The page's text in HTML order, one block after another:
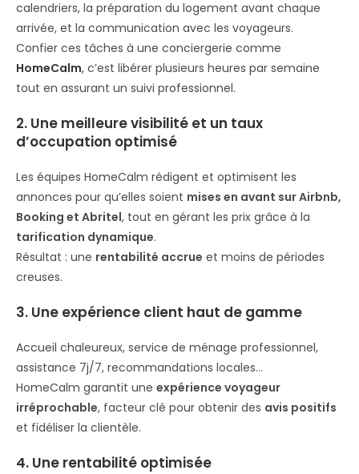
calendriers, la préparation du logement avant chaque
arrivée, et la communication avec les voyageurs.
Confier ces tâches à une conciergerie comme
HomeCalm, c’est libérer plusieurs heures par semaine
tout en assurant un suivi professionnel.
2. Une meilleure visibilité et un taux
d’occupation optimisé
Les équipes HomeCalm rédigent et optimisent les
annonces pour qu’elles soient mises en avant sur Airbnb,
Booking et Abritel, tout en gérant les prix grâce à la
tarification dynamique.
Résultat : une rentabilité accrue et moins de périodes
creuses.
3. Une expérience client haut de gamme
Accueil chaleureux, service de ménage professionnel,
assistance 7j/7, recommandations locales…
HomeCalm garantit une expérience voyageur
irréprochable, facteur clé pour obtenir des avis positifs
et fidéliser la clientèle.
4. Une rentabilité optimisée